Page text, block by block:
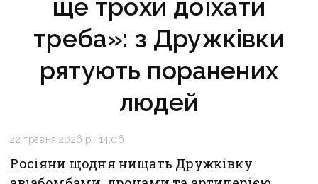
ще трохи доїхати
треба»: з Дружківки
рятують поранених
людей
22 травня 2026 р., 14:06
Росіяни щодня нищать Дружківку